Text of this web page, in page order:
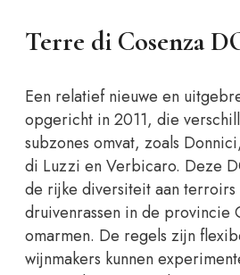
Terre di Cosenza
Een relatief nieuwe en
opgericht in 2011, die
subzones omvat, zoals
di Luzzi en Verbicaro. Deze
de rijke diversiteit aan terroirs
druivenrassen in de provincie
omarmen. De regels zijn
wijnmakers kunnen